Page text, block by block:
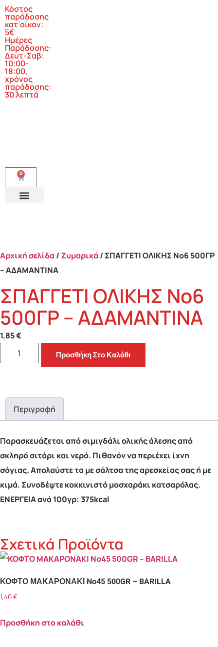
Κόστος
παράδοσης
κατ’οίκον:
5€
Ημέρες
Παράδοσης:
Δευτ-Σαβ:
10:00-
18:00,
χρόνος
παράδοσης:
30 λεπτά
0
Αρχική σελίδα / Ζυμαρικά / ΣΠΑΓΓΕΤΙ ΟΛΙΚΗΣ Νο6 500ΓΡ
– ΑΔΑΜΑΝΤΙΝΑ
ΣΠΑΓΓΕΤΙ ΟΛΙΚΗΣ Νο6
500ΓΡ – ΑΔΑΜΑΝΤΙΝΑ
1,85€
Προσθήκη Στο Καλάθι
Περιγραφή
Παρασκευάζεται από σιμιγδάλι ολικής άλεσης από
σκληρό σιτάρι και νερό. Πιθανόν να περιέχει ίχνη
σόγιας. Απολαύστε τα με σάλτσα της αρεσκείας σας ή με
κιμά. Συνοδέψτε κοκκινιστό μοσχαράκι κατσαρόλας.
ΕΝΕΡΓΕΙΑ ανά 100γρ: 375kcal
Σχετικά Προϊόντα
ΚΟΦΤΟ ΜΑΚΑΡΟΝΑΚΙ No45 500GR – BARILLA
1,40€
Προσθήκη στο καλάθι